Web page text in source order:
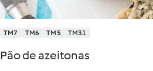
TM7 TM6 TM5 TM31
Pão de azeitonas